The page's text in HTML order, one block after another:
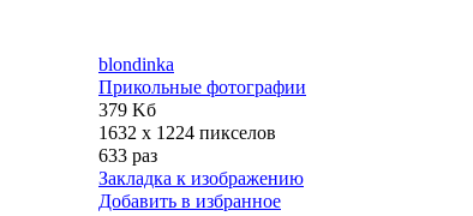
blondinka
Прикольные фотографии
379 Kб
1632 x 1224 пикселов
633 раз
Закладка к изображению
Добавить в избранное